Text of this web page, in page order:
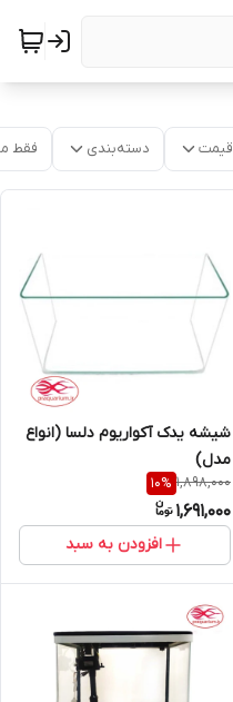
قیمت دسته‌بندی فقط
شیشه یدک آکواریوم دلسا (انواع
مدل)
1,898,000
10%
1,691,000
افزودن به سبد